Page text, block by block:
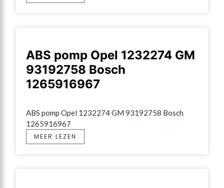
ABS pomp Opel 1232274 GM
93192758 Bosch
1265916967
ABS pomp Opel 1232274 GM 93192758 Bosch
1265916967
MEER LEZEN